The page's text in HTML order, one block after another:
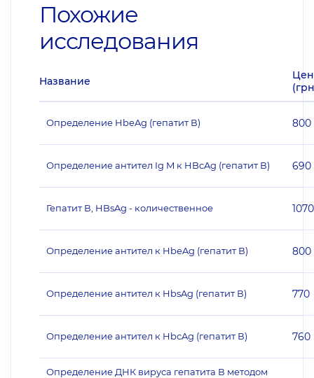
Похожие
исследования
Название
Определение HbeAg (гепатит В) 800
Определение антител Ig M к HBcAg (гепатит В) 690
Гепатит В, HBsAg - количественное 1070
Определение антител к HbeAg (гепатит В) 800
Определение антител к HbsAg (гепатит В) 770
Определение антител к HbсAg (гепатит В) 760
Определение ДНК вируса гепатита В методом